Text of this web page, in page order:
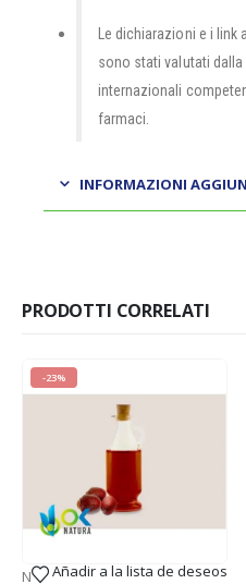
Le dichiarazioni e i link
sono stati valutati
internazionali
farmaci.
INFORMAZIONI
PRODOTTI CORRELATI
-23%
Añadir a la lista de deseos
NUOVI ARRIVI (DHL o FedEx) ,OLI